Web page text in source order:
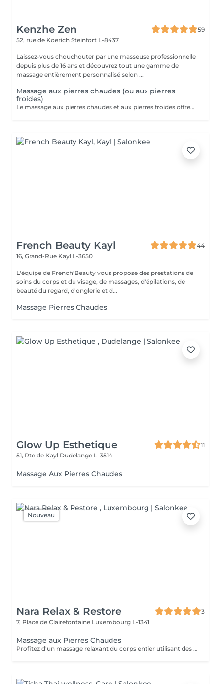
Kenzhe Zen
59
52, rue de Koerich Steinfort L-8437
Laissez-vous chouchouter par une masseuse professionnelle
depuis plus de 16 ans et découvrez tout une gamme de
massage entièrement personnalisé selon ...
Massage aux pierres chaudes (ou aux pierres
froides)
Le massage aux pierres chaudes et aux pierres froides offrent des expériences differentes, chacune avec ses propres bienfaits. Le massage aux pierres chaudes est idéal pour la détente musculaire, la réduction du stress et l'amélioration de la circulation sanguine. Le massage aux pierres froides, quant à lui, est plus adapté pour soulager les inflammations, les douleurs aigues et pour une expérience revigorante, surtout pendant les périodes de chaleur.
French Beauty Kayl
44
16, Grand-Rue Kayl L-3650
L'équipe de French'Beauty vous propose des prestations de
soins du corps et du visage, de massages, d'épilations, de
beauté du regard, d'onglerie et d...
Massage Pierres Chaudes
Glow Up Esthetique
11
51, Rte de Kayl Dudelange L-3514
Massage Aux Pierres Chaudes
Nouveau
Nara Relax & Restore
3
7, Place de Clairefontaine Luxembourg L-1341
Massage aux Pierres Chaudes
Profitez d'un massage relaxant du corps entier utilisant des pierres volcaniques chauffées et des huiles naturelles chaudes. La chaleur douce aide à détendre les muscles, stimuler la circulation, réduire le stress et procurer une profonde sensation de bien-être et de sérénité.